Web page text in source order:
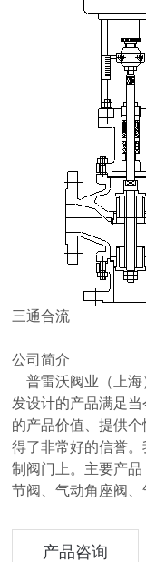
三通合流
公司简介
普雷沃阀业（上海
发设计的产品满足
的产品价值、提供
得了非常好的信誉
制阀门上。主要产
节阀、气动角座阀、
产品咨询